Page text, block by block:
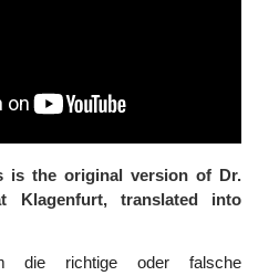
is the original version of Dr.
Klagenfurt, translated into
die richtige oder falsche